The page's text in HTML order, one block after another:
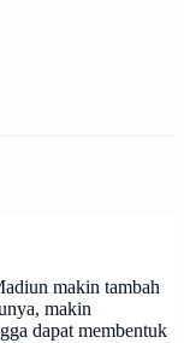
makin tambah
makin
dapat membentuk